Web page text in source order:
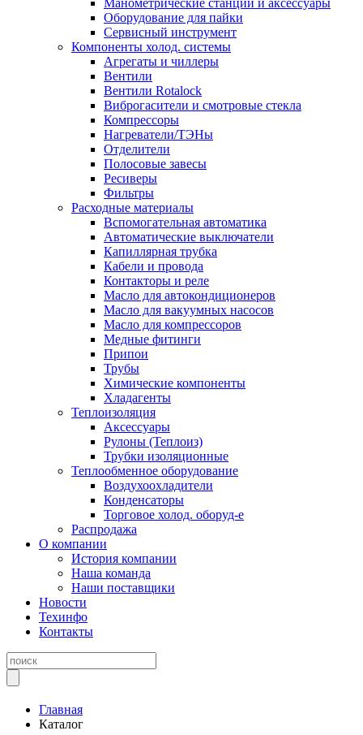
Манометрические станции и аксессуары
Оборудование для пайки
Сервисный инструмент
Компоненты холод. системы
Агрегаты и чиллеры
Вентили
Вентили Rotalock
Виброгасители и смотровые стекла
Компрессоры
Нагреватели/ТЭНы
Отделители
Полосовые завесы
Ресиверы
Фильтры
Расходные материалы
Вспомогательная автоматика
Автоматические выключатели
Капиллярная трубка
Кабели и провода
Контакторы и реле
Масло для автокондиционеров
Масло для вакуумных насосов
Масло для компрессоров
Медные фитинги
Припои
Трубы
Химические компоненты
Хладагенты
Теплоизоляция
Аксессуары
Рулоны (Теплоиз)
Трубки изоляционные
Теплообменное оборудование
Воздухоохладители
Конденсаторы
Торговое холод. оборуд-е
Распродажа
О компании
История компании
Наша команда
Наши поставщики
Новости
Техинфо
Контакты
Главная
Каталог